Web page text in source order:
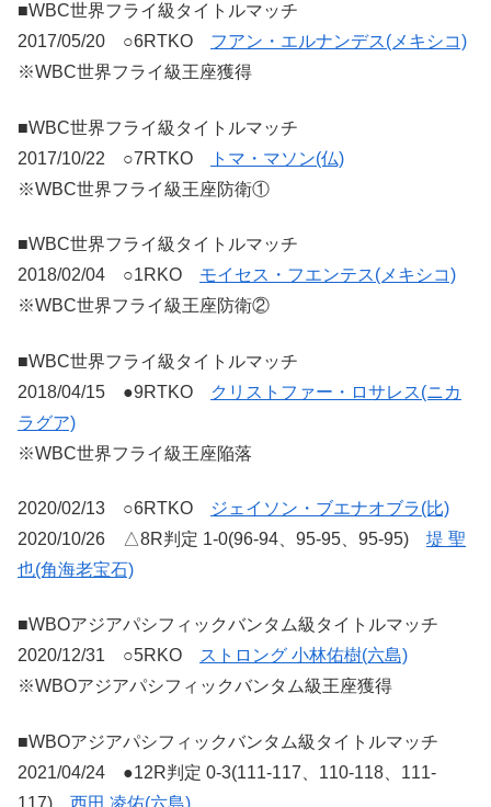
■WBC世界フライ級タイトルマッチ
2017/05/20 ○6RTKO フアン・エルナンデス(メキシコ)
※WBC世界フライ級王座獲得
■WBC世界フライ級タイトルマッチ
2017/10/22 ○7RTKO
トマ・マソン(仏)
※WBC世界フライ級王座防衛①
■WBC世界フライ級タイトルマッチ
2018/02/04 ○1RKO モイセス・フエンテス(メキシコ)
※WBC世界フライ級王座防衛②
■WBC世界フライ級タイトルマッチ
2018/04/15 ●9RTKO
クリストファー・ロサレス(ニカ
ラグア)
※WBC世界フライ級王座陥落
2020/02/13 ○6RTKO
ジェイソン・ブエナオブラ(比)
2020/10/26 △8R判定 1-0(96-94、95-95、95-95) 堤 聖
也(角海老宝石)
■WBOアジアパシフィックバンタム級タイトルマッチ
2020/12/31 ○5RKO
ストロング 小林佑樹(六島)
※WBOアジアパシフィックバンタム級王座獲得
■WBOアジアパシフィックバンタム級タイトルマッチ
2021/04/24 ●12R判定 0-3(111-117、110-118、111-
117) 西田 凌佑(六島)